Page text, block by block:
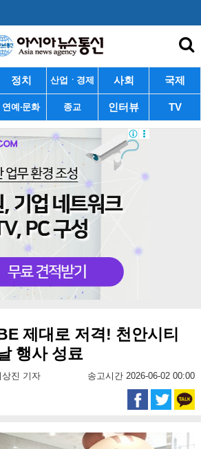
정치 산업ㆍ경제 사회 국제
연예·문화 종교 인터뷰 TV
제대로 저격! 천안시티
행사 성료
진 기자 송고시간 2026-06-02 00:00